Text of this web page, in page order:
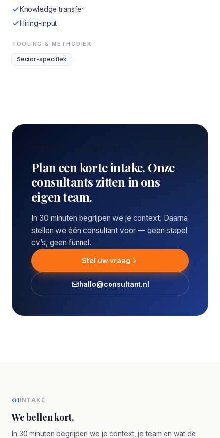
Knowledge transfer
Hiring-input
TOOLING & METHODIEK
Sector-specifiek
CONCREET VRAAGSTUK?
Plan een korte intake. Onze
consultants zitten in ons
eigen team.
In 30 minuten begrijpen we je context. Daarna
stellen we één consultant voor — geen stapel
cv’s, geen funnel.
Stel uw vraag
hallo@consultant.nl
01INTAKE
We bellen kort.
In 30 minuten begrijpen we je context, je team en wat de